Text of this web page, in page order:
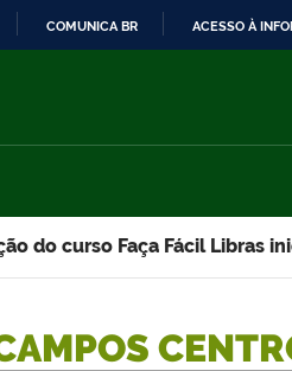
COMUNICA BR ACESSO À
do curso Faça Fácil Libras